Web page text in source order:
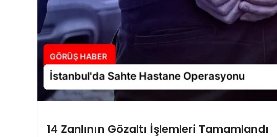
14 Zanlının Gözaltı İşlemleri Tamamlandı